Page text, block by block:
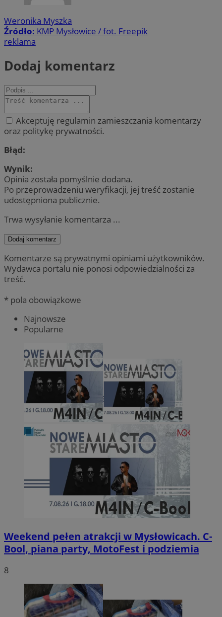
Weronika Myszka
Źródło: KMP Mysłowice / fot. Freepik
reklama
Dodaj komentarz
Akceptuję regulamin zamieszczania komentarzy
oraz politykę prywatności.
Błąd:
Wynik:
Opinia została pomyślnie dodana.
Po przeprowadzeniu weryfikacji, jej treść zostanie
udostępniona publicznie.
Trwa wysyłanie komentarza ...
Dodaj komentarz
Komentarze są prywatnymi opiniami użytkowników.
Wydawca portalu nie ponosi odpowiedzialności za
treść.
* pola obowiązkowe
Najnowsze
Popularne
Weekend pełen atrakcji w Mysłowicach. C-
Bool, piana party, MotoFest i podziemia
8